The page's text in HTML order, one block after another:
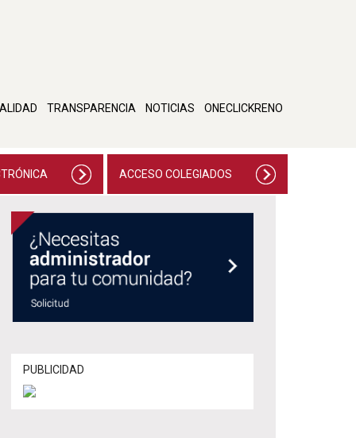
TRANSPARENCIA NOTICIAS ONECLICKRENO
ACCESO COLEGIADOS
PUBLICIDAD